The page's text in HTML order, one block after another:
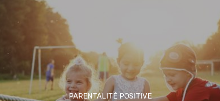
PARENTALITÉ POSITIVE